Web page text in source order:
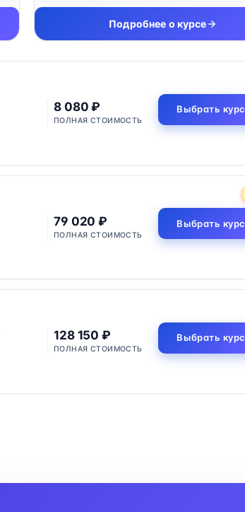
Подробнее о курсе
8 080 ₽
ПОЛНАЯ СТОИМОСТЬ
Выбрать курс
79 020 ₽
ПОЛНАЯ СТОИМОСТЬ
Выбрать курс
128 150 ₽
ПОЛНАЯ СТОИМОСТЬ
Выбрать курс